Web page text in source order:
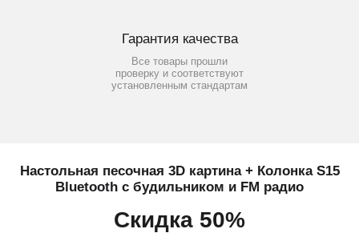
Гарантия качества
Все товары прошли
проверку и соответствуют
установленным стандартам
Настольная песочная 3D картина + Колонка S15
Bluetooth с будильником и FM радио
Скидка 50%